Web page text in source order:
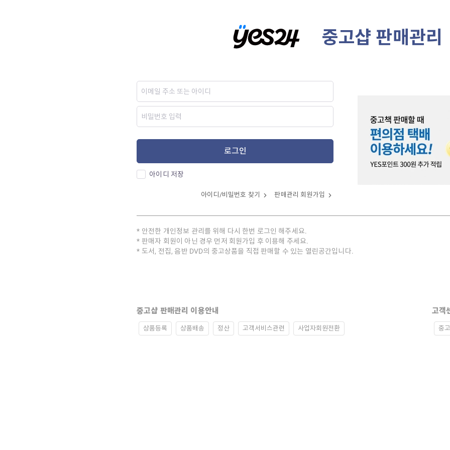
중고샵 판매관리
로그인
아이디 저장
아이디/비밀번호 찾기 판매관리 회원가입
안전한 개인정보 관리를 위해 다시 한번 로그인 해주세요.
판매자 회원이 아닌 경우 먼저 회원가입 후 이용해 주세요.
도서, 전집, 음반 DVD의 중고상품을 직접 판매할 수 있는 열린공간입니다.
중고샵 판매관리 이용안내
상품등록 상품배송 정산 고객서비스관련 사업자회원전환
고객
중